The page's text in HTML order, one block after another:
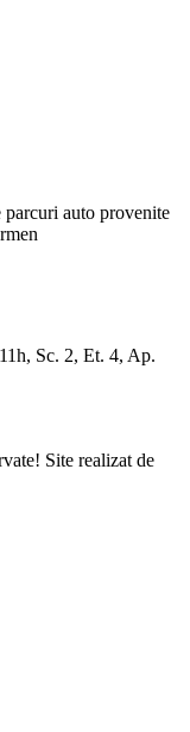
parcuri auto provenite
Sc. 2, Et. 4, Ap.
Site realizat de